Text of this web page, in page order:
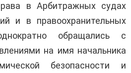
в Арбитражных судах
и в правоохранительных
обращались с
на имя начальника
безопасности и